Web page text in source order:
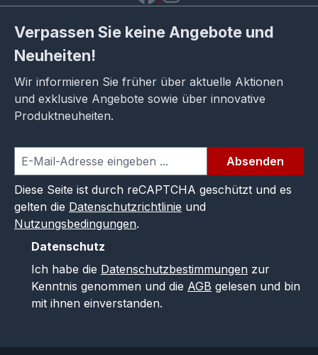
Verpassen Sie keine Angebote und
Neuheiten!
Wir informieren Sie früher über aktuelle Aktionen
und exklusive Angebote sowie über innovative
Produktneuheiten.
Absenden
Diese Seite ist durch reCAPTCHA geschützt und es
gelten die Datenschutzrichtlinie und
Nutzungsbedingungen.
Datenschutz
Ich habe die Datenschutzbestimmungen zur
Kenntnis genommen und die AGB gelesen und bin
mit ihnen einverstanden.